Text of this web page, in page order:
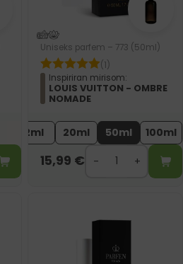
Uniseks parfem – 773 (50ml)
(1)
Inspiriran mirisom:
LOUIS VUITTON - OMBRE
NOMADE
2ml 20ml 50ml 100ml
15,99 €